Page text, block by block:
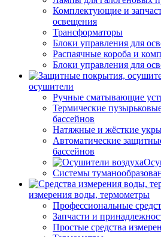
Комплектующие и
освещения
Трансформаторы
Блоки управления для
Распаячные короба и
Блоки управления для
осушители
Ручные сматывающие
Термические
бассейнов
Натяжные и жёсткие
Автоматические
бассейнов
Системы
измерения воды, термометры
Профессиональные
Запчасти и
Простые средства